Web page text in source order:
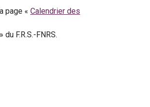
page « Calendrier des
» du F.R.S.-FNRS.